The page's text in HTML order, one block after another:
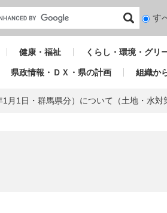
本文へ
検
対
す
健康・福祉 くらし・環境・グリ
県政情報・ＤＸ・県の計画 組織か
月1日・群馬県分）について（土地・水対